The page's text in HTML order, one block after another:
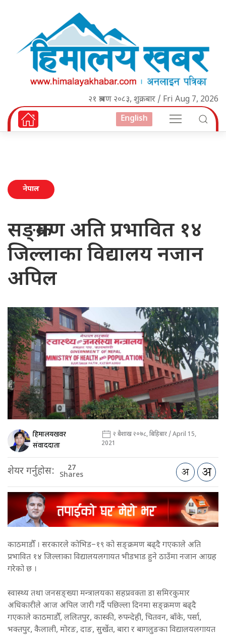
२१ श्रावण २०८३, शुक्रबार / Fri Aug 7, 2026
English
नेपाल
सङ्क्रमण अति प्रभावित १४
जिल्लाका विद्यालय नजान
अपिल
हिमालयखवर
संवाददाता
२ बैशाख २०७८, बिहिबार / April 15,
2021
शेयर गर्नुहोस: 27
Shares
काठमाडौँ । सरकारले कोभिड–१९ को सङ्क्रमण बढ्दै गएकाले अति
प्रभावित १४ जिल्लाका विद्यालयलगायत भीडभाड हुने ठाउँमा नजान आग्रह
गरेको छ ।
स्वास्थ्य तथा जनसङ्ख्या मन्त्रालयका सहप्रवक्ता डा समिरकुमार
अधिकारीले आज अपिल जारी गर्दै पछिल्ला दिनमा सङ्क्रमण बढ्दै
गएकाले काठमाडौँ, ललितपुर, कास्की, रुपन्देही, चितवन, बाँके, पर्सा,
भक्तपुर, कैलाली, मोरङ, दाङ, सुर्खेत, बारा र बागलुङका विद्यालयलगायत